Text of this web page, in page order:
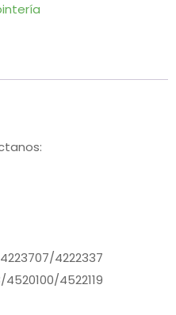
4222337
4522119